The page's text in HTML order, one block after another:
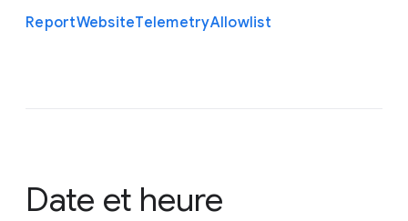
ReportWebsiteTelemetryAllowlist
Date et heure